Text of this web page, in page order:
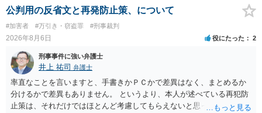
公判用の反省文と再発防止策、について
#加害者 #万引き・窃盗罪 #刑事裁判
2026年8月6日 役にたった 2
刑事事件に強い弁護士
井上 祐司 弁護士
率直なことを言いますと、手書きかＰＣかで差異はなく、まとめるか
分けるかで差異もありません。 というより、本人が述べている再犯防
止策は、それだけではほとんど考慮してもらえないと思った方が良い